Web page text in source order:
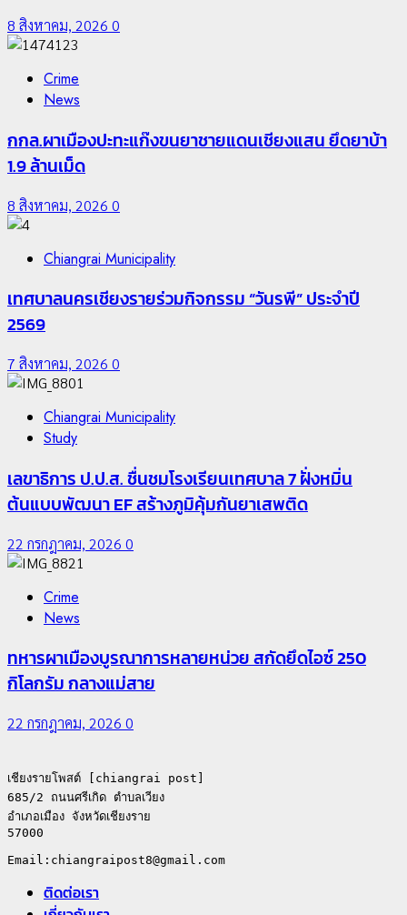
8 สิงหาคม, 2026 0
Crime
News
กกล.ผาเมืองปะทะแก๊งขนยาชายแดนเชียงแสน ยึดยาบ้า
1.9 ล้านเม็ด
8 สิงหาคม, 2026 0
Chiangrai Municipality
เทศบาลนครเชียงรายร่วมกิจกรรม “วันรพี” ประจำปี
2569
7 สิงหาคม, 2026 0
Chiangrai Municipality
Study
เลขาธิการ ป.ป.ส. ชื่นชมโรงเรียนเทศบาล 7 ฝั่งหมิ่น
ต้นแบบพัฒนา EF สร้างภูมิคุ้มกันยาเสพติด
22 กรกฎาคม, 2026 0
Crime
News
ทหารผาเมืองบูรณาการหลายหน่วย สกัดยึดไอซ์ 250
กิโลกรัม กลางแม่สาย
22 กรกฎาคม, 2026 0
เชียงรายโพสต์ [chiangrai post]
685/2 ถนนศรีเกิด ตำบลเวียง
อำเภอเมือง จังหวัดเชียงราย
57000
ติดต่อเรา